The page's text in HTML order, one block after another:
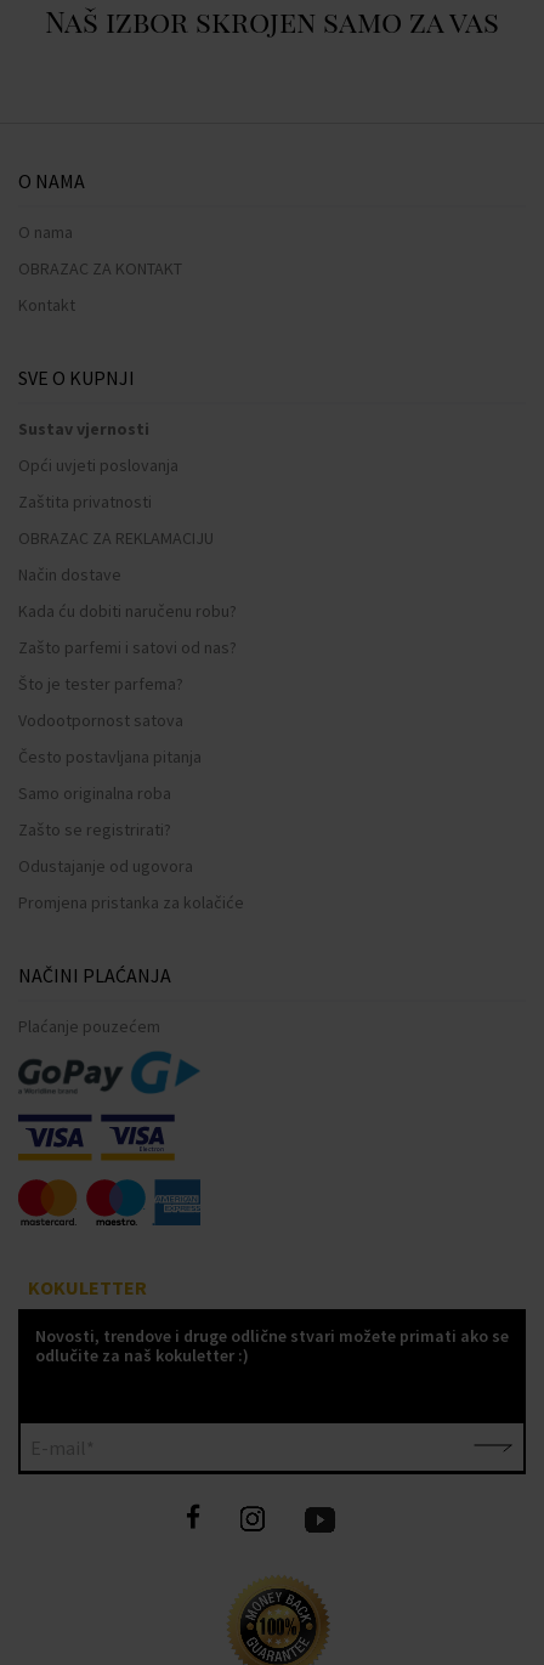
Naš izbor skrojen samo za vas
O NAMA
O nama
OBRAZAC ZA KONTAKT
Kontakt
SVE O KUPNJI
Sustav vjernosti
Opći uvjeti poslovanja
Zaštita privatnosti
OBRAZAC ZA REKLAMACIJU
Način dostave
Kada ću dobiti naručenu robu?
Zašto parfemi i satovi od nas?
Što je tester parfema?
Vodootpornost satova
Često postavljana pitanja
Samo originalna roba
Zašto se registrirati?
Odustajanje od ugovora
Promjena pristanka za kolačiće
NAČINI PLAĆANJA
Plaćanje pouzećem
KOKULETTER
Novosti, trendove i druge odlične stvari možete primati ako se
odlučite za naš kokuletter :)